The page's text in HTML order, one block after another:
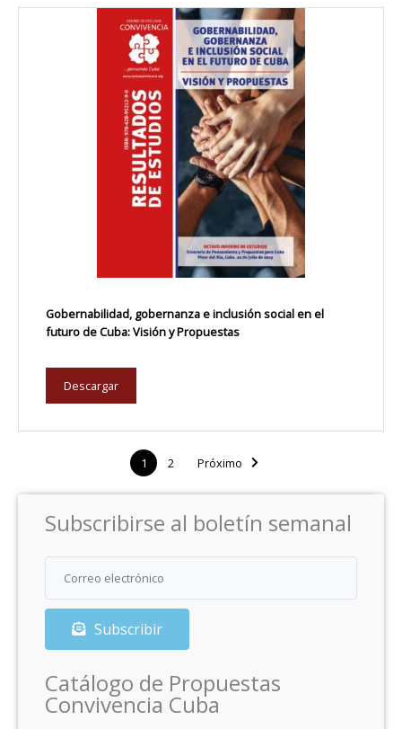
Gobernabilidad, gobernanza e inclusión social en el
futuro de Cuba: Visión y Propuestas
Descargar
1 2 Próximo
Subscribirse al boletín semanal
Subscribir
Catálogo de Propuestas
Convivencia Cuba